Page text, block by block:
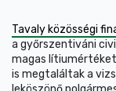
Tavaly közösségi
a győrszentiváni
magas
is megtaláltak a